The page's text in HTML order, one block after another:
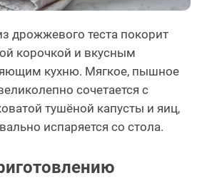
дрожжевого теста покорит
корочкой и вкусным
кухню. Мягкое, пышное
сочетается с
тушёной капусты и яиц,
испаряется со стола.